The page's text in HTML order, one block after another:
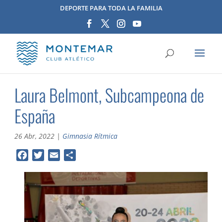
DEPORTE PARA TODA LA FAMILIA
Laura Belmont, Subcampeona de
España
26 Abr, 2022 | Gimnasia Rítmica
e
b
o
i
t
t
e
l
m
p
a
r